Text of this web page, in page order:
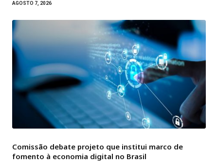
AGOSTO 7, 2026
Comissão debate projeto que institui marco de
fomento à economia digital no Brasil